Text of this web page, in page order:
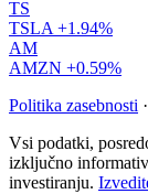
TS
TSLA +1.94%
AM
AMZN +0.59%
Politika zasebnosti ·
Vsi podatki,
izključno
investiranju.